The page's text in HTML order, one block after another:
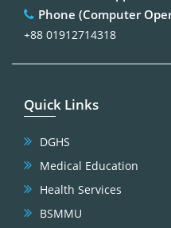
Phone (Computer
+88 01912714318
Quick Links
DGHS
Medical Education
Health Services
BSMMU